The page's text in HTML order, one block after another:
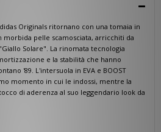
Originals ritornano con una tomaia in
pelle scamosciata, arricchiti da
Solare". La rinomata tecnologia
e la stabilità che hanno
'89. L'intersuola in EVA e BOOST
momento in cui le indossi, mentre la
di aderenza al suo leggendario look da